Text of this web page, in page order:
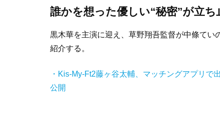
誰かを想った優しい“秘密”が立
黒木華を主演に迎え、草野翔吾監督が中條て
紹介する。
・Kis-My-Ft2藤ヶ谷太輔、マッチングアプリで
公開